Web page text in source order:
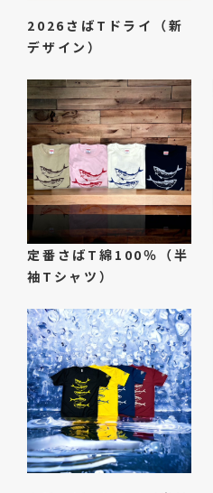
2026さばTドライ（新
デザイン）
定番さばT綿100％（半
袖Tシャツ）